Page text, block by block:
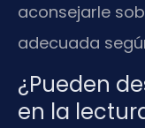
aconsejarle
adecuada
¿Pueden
en la